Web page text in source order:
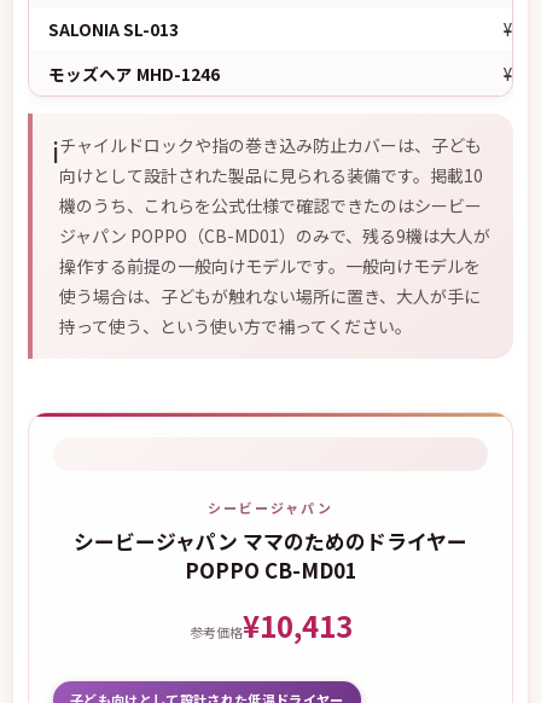
SALONIA SL-013
モッズヘア MHD-1246
ℹ️チャイルドロックや指の巻き込み防止カバーは、子ども
向けとして設計された製品に見られる装備です。掲載10
機のうち、これらを公式仕様で確認できたのはシービー
ジャパン POPPO（CB-MD01）のみで、残る9機は大人が
操作する前提の一般向けモデルです。一般向けモデルを
使う場合は、子どもが触れない場所に置き、大人が手に
持って使う、という使い方で補ってください。
シービージャパン
シービージャパン ママのためのドライヤー
POPPO CB-MD01
参考価格¥10,413
子ども向けとして設計された低温ドライヤー